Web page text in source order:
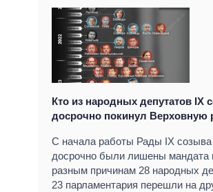
Кто из народных депутатов IX
досрочно покинул Верховную
С начала работы Рады IX созыва
досрочно были лишены мандата
разным причинам 28 народных
23 парламентария перешли на